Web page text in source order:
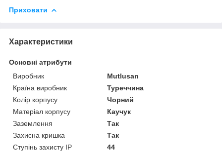
Приховати
Характеристики
Основні атрибути
Виробник
Mutlusan
Країна виробник
Туреччина
Колір корпусу
Чорний
Матеріал корпусу
Каучук
Заземлення
Так
Захисна кришка
Так
Ступінь захисту IP
44